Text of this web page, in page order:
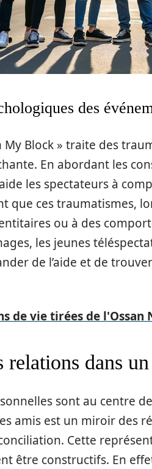
des
Block » traite des
En abordant les
les spectateurs à
que ces traumatismes,
ou à des
les jeunes
de l’aide et de
de vie tirées de
relations dans
sont au centre
amis est un miroir des
Cette
être constructifs. En